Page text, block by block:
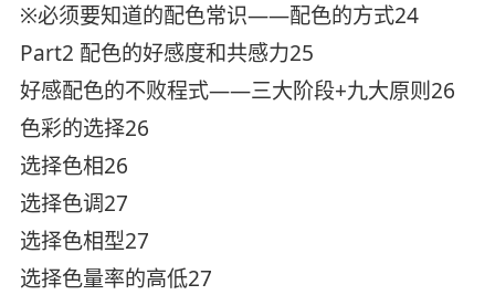
※必须要知道的配色常识——配色的方式24
Part2 配色的好感度和共感力25
好感配色的不败程式——三大阶段+九大原则26
色彩的选择26
选择色相26
选择色调27
选择色相型27
选择色量率的高低27